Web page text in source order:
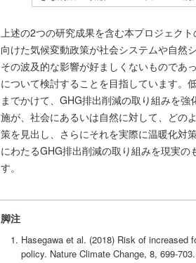
上述の2つの研究成果を含む本プロジェク
向けた気候変動政策が社会システムや自然
その波及的な影響が好ましくないものであ
について検討することを目指しています。
までかけて、GHG排出削減の取り組みを
施が、社会にあるいは自然に対して、どの
策を見出し、さらにそれを実際に温暖化対
にわたるGHG排出削減の取り組みを現実
す。
脚注
Hasegawa et al. (2018) Risk of increased
policy. Nature Climate Change, 8, 699-703.